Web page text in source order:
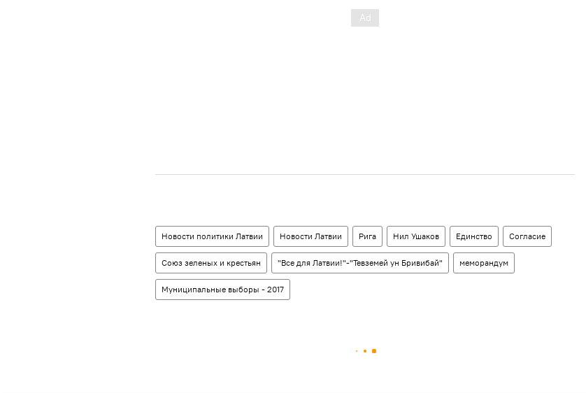
Новости политики Латвии Новости Латвии Рига Нил Ушаков Единство Согласие
Союз зеленых и крестьян "Все для Латвии!"-"Тевземей ун Бривибай" меморандум
Муниципальные выборы - 2017